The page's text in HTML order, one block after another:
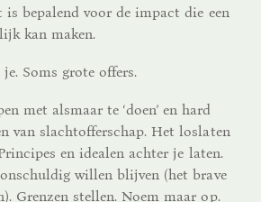
is bepalend voor de impact die een
kan maken.
Soms grote offers.
met alsmaar te ‘doen’ en hard
van slachtofferschap. Het loslaten
en idealen achter je laten.
willen blijven (het brave
Grenzen stellen. Noem maar op.